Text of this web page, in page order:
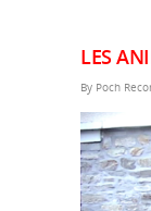
LES
By Poch